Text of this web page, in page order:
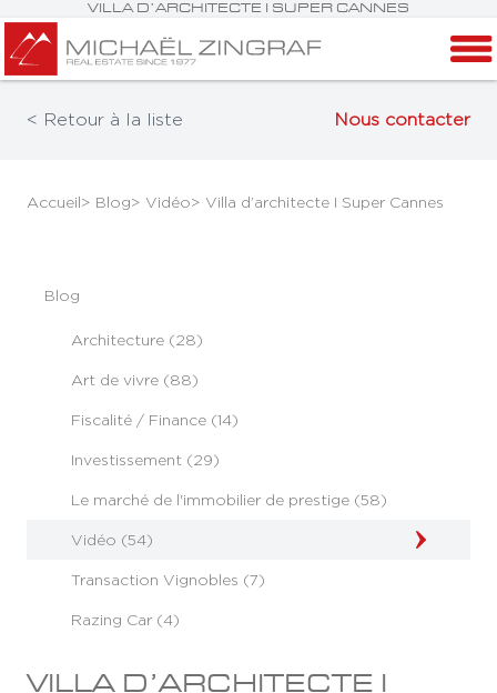
VILLA D’ARCHITECTE I SUPER CANNES
< Retour à la liste Nous contacter
Accueil> Blog> Vidéo> Villa d’architecte I Super Cannes
Blog
Architecture (28)
Art de vivre (88)
Fiscalité / Finance (14)
Investissement (29)
Le marché de l'immobilier de prestige (58)
Vidéo (54)
Transaction Vignobles (7)
Razing Car (4)
VILLA D’ARCHITECTE I